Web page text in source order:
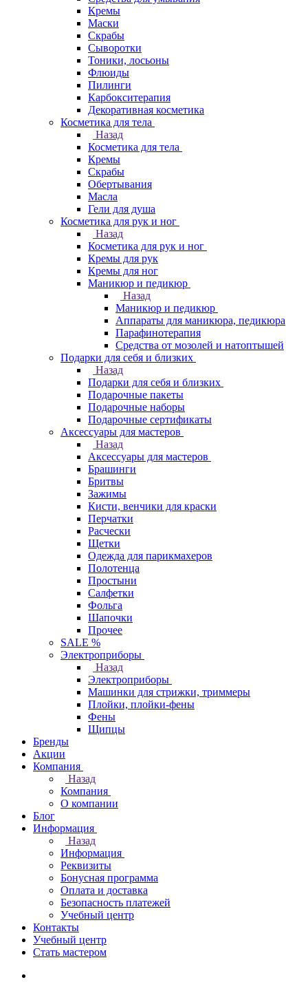
Кремы
Маски
Скрабы
Сыворотки
Тоники, лосьоны
Флюиды
Пилинги
Карбокситерапия
Декоративная косметика
Косметика для тела
Назад
Косметика для тела
Кремы
Скрабы
Обертывания
Масла
Гели для душа
Косметика для рук и ног
Назад
Косметика для рук и ног
Кремы для рук
Кремы для ног
Маникюр и педикюр
Назад
Маникюр и педикюр
Аппараты для маникюра, педикюра
Парафинотерапия
Средства от мозолей и натоптышей
Подарки для себя и близких
Назад
Подарки для себя и близких
Подарочные пакеты
Подарочные наборы
Подарочные сертификаты
Аксессуары для мастеров
Назад
Аксессуары для мастеров
Брашинги
Бритвы
Зажимы
Кисти, венчики для краски
Перчатки
Расчески
Щетки
Одежда для парикмахеров
Полотенца
Простыни
Салфетки
Фольга
Шапочки
Прочее
SALE %
Электроприборы
Назад
Электроприборы
Машинки для стрижки, триммеры
Плойки, плойки-фены
Фены
Щипцы
Бренды
Акции
Компания
Назад
Компания
О компании
Блог
Информация
Назад
Информация
Реквизиты
Бонусная программа
Оплата и доставка
Безопасность платежей
Учебный центр
Контакты
Учебный центр
Стать мастером